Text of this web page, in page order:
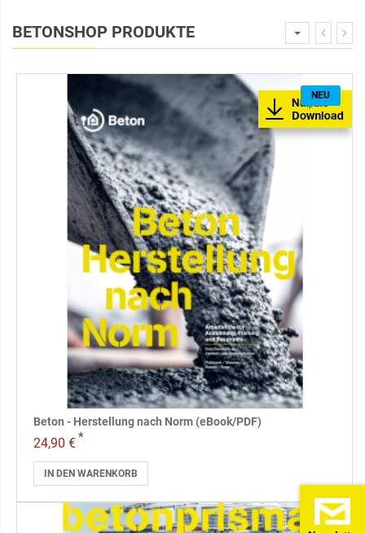
BETONSHOP PRODUKTE
NEU
Beton - Herstellung nach Norm (eBook/PDF)
24,90 €*
IN DEN WARENKORB
NEU